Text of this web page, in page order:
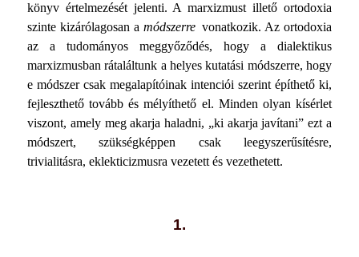
könyv értelmezését jelenti. A marxizmust illető ortodoxia
szinte kizárólagosan a módszerrevonatkozik. Az ortodoxia
az a tudományos meggyőződés, hogy a dialektikus
marxizmusban rátaláltunk a helyes kuta­tási módszerre, hogy
e módszer csak megalapítóinak inten­ciói szerint építhető ki,
fejleszthető tovább és mélyíthető el. Minden olyan kísérlet
viszont, amely meg akarja haladni, „ki akarja javítani” ezt a
módszert, szükségképpen csak leegysze­rűsítésre,
trivialitásra, eklekticizmusra vezetett és vezethe­tett.
1.